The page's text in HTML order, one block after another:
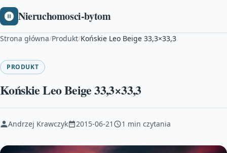
Nieruchomosci-bytom
Strona główna/Produkt/Końskie Leo Beige 33,3×33,3
PRODUKT
Końskie Leo Beige 33,3×33,3
Andrzej Krawczyk 2015-06-21 1 min czytania